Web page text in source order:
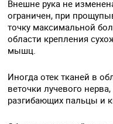
Внешне рука не
ограничен, при
точку максимальной
области крепления
мышц.
Иногда отек тканей в
веточки лучевого
разгибающих пальцы и